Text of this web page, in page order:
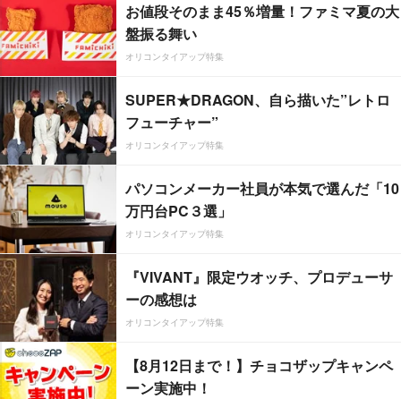
お値段そのまま45％増量！ファミマ夏の大
盤振る舞い
オリコンタイアップ特集
SUPER★DRAGON、自ら描いた”レトロ
フューチャー”
オリコンタイアップ特集
パソコンメーカー社員が本気で選んだ「10
万円台PC３選」
オリコンタイアップ特集
『VIVANT』限定ウオッチ、プロデューサ
ーの感想は
オリコンタイアップ特集
【8月12日まで！】チョコザップキャンペ
ーン実施中！